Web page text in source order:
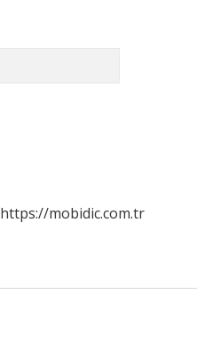
https://mobidic.com.tr